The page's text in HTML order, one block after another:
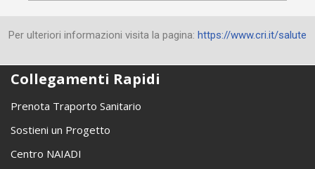
Per ulteriori informazioni visita la pagina: https://www.cri.it/salute
Collegamenti Rapidi
Prenota Traporto Sanitario
Sostieni un Progetto
Centro NAIADI